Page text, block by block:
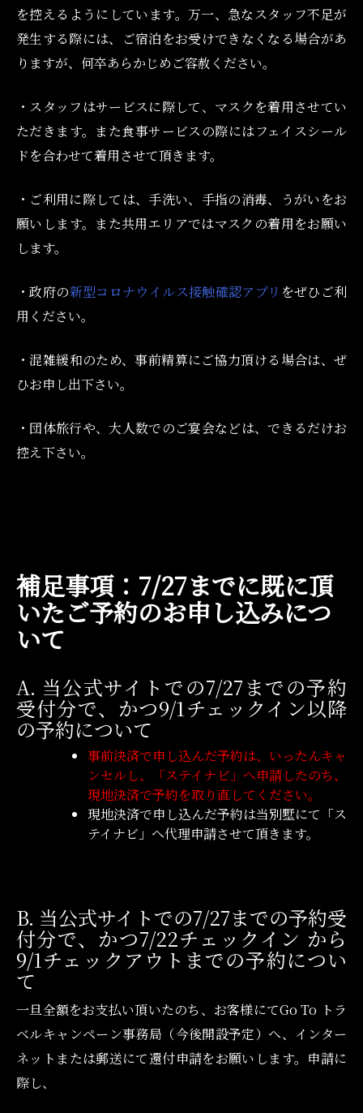
を控えるようにしています。万一、急なスタッフ不足が
発生する際には、ご宿泊をお受けできなくなる場合があ
りますが、何卒あらかじめご容赦ください。
・スタッフはサービスに際して、マスクを着用させてい
ただきます。また食事サービスの際にはフェイスシール
ドを合わせて着用させて頂きます。
・ご利用に際しては、手洗い、手指の消毒、うがいをお
願いします。また共用エリアではマスクの着用をお願い
します。
・政府の新型コロナウイルス接触確認アプリ をぜひご利
用ください。
・混雑緩和のため、事前精算にご協力頂ける場合は、ぜ
ひお申し出下さい。
・団体旅行や、大人数でのご宴会などは、できるだけお
控え下さい。
補足事項：7/27までに既に頂
いたご予約のお申し込みにつ
いて
A. 当公式サイトでの7/27までの予約
受付分で、かつ9/1チェックイン以降
の予約について
事前決済で申し込んだ予約は、いったんキャ
ンセルし、「ステイナビ」へ申請したのち、
現地決済で予約を取り直してください。
現地決済で申し込んだ予約は当別墅にて「ス
テイナビ」へ代理申請させて頂きます。
B. 当公式サイトでの7/27までの予約受
付分で、かつ7/22チェックイン から
9/1チェックアウトまでの予約につい
て
一旦全額をお支払い頂いたのち、お客様にてGo To トラ
ベルキャンペーン事務局（今後開設予定）へ、インター
ネットまたは郵送にて還付申請をお願いします。申請に
際し、